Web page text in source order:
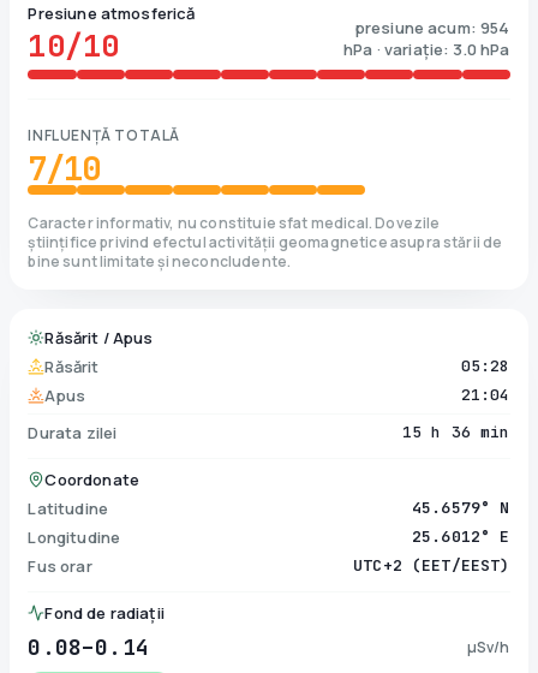
Presiune atmosferică
10/10
presiune acum: 954
hPa · variație: 3.0 hPa
INFLUENȚĂ TOTALĂ
7/10
Caracter informativ, nu constituie sfat medical. Dovezile
științifice privind efectul activității geomagnetice asupra stării de
bine sunt limitate și neconcludente.
Răsărit / Apus
Răsărit
05:28
Apus 21:04
Durata zilei 15 h 36 min
Coordonate
Latitudine
45.6579° N
Longitudine 25.6012° E
Fus orar UTC+2 (EET/EEST)
Fond de radiații
0.08–0.14
µSv/h